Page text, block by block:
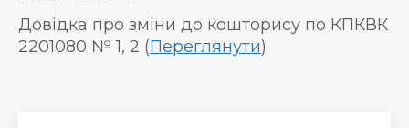
Довідка про зміни до кошторису по КПКВК
2201080 № 1, 2 (Переглянути)